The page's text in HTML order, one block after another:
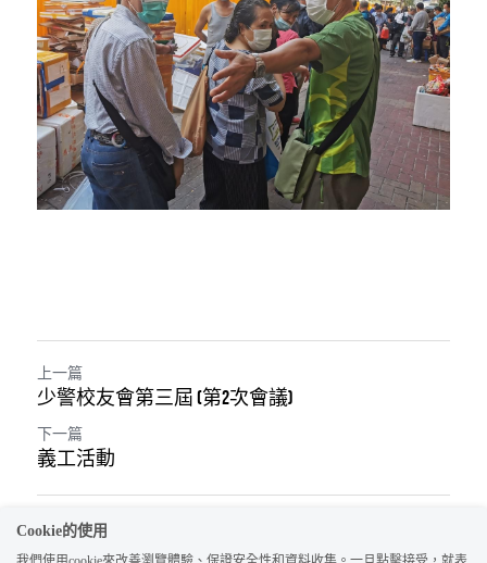
上一篇
少警校友會第三屆 (第2次會議)
下一篇
義工活動
返回網站
Cookie的使用